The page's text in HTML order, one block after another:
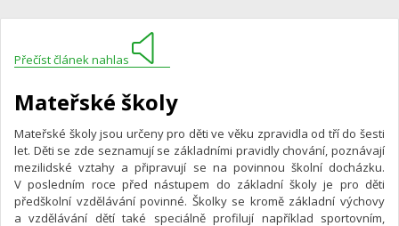
Přečíst článek nahlas
Mateřské školy
Mateřské školy jsou určeny pro děti ve věku zpravidla od tří do šesti
let. Děti se zde seznamují se základními pravidly chování, poznávají
mezilidské vztahy a připravují se na povinnou školní docházku.
V posledním roce před nástupem do základní školy je pro děti
předškolní vzdělávání povinné. Školky se kromě základní výchovy
a vzdělávání dětí také speciálně profilují například sportovním,